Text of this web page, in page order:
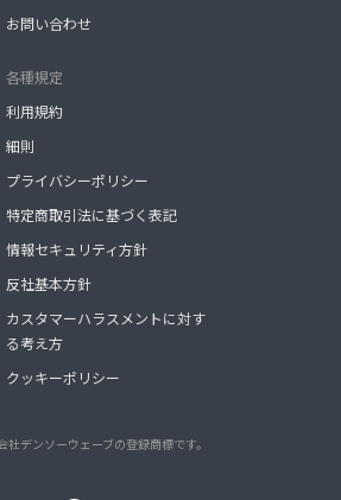
お問い合わせ
各種規定
利用規約
細則
プライバシーポリシー
特定商取引法に基づく表記
情報セキュリティ方針
反社基本方針
カスタマーハラスメントに対す
る考え方
クッキーポリシー
社デンソーウェーブの登録商標です。